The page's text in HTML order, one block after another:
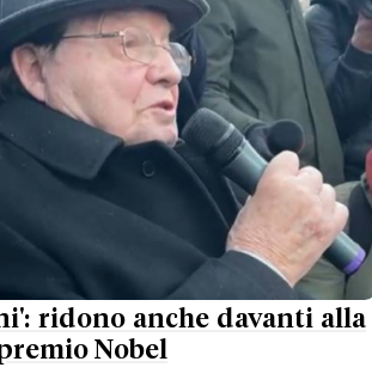
ridono anche davanti alla
Nobel